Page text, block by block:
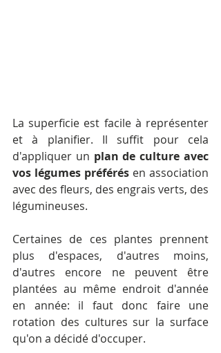
La superficie est facile à représenter
et à planifier. Il suffit pour cela
d'appliquer un plan de culture avec
vos légumes préférés en association
avec des fleurs, des engrais verts, des
légumineuses.
Certaines de ces plantes prennent
plus d'espaces, d'autres moins,
d'autres encore ne peuvent être
plantées au même endroit d'année
en année: il faut donc faire une
rotation des cultures sur la surface
qu'on a décidé d'occuper.